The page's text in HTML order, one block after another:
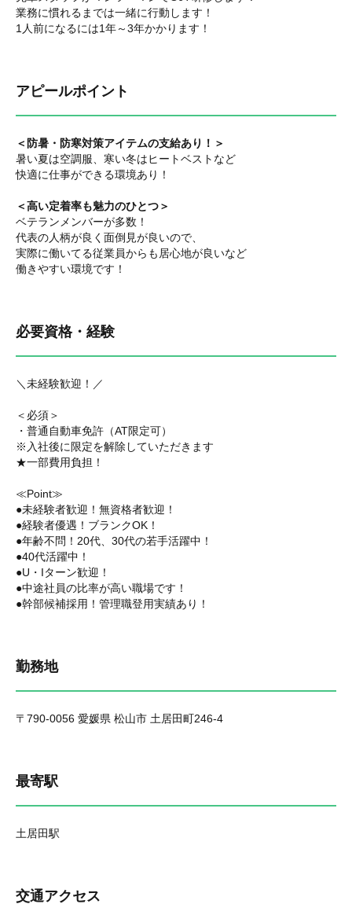
業務に慣れるまでは一緒に行動します！
1人前になるには1年～3年かかります！
アピールポイント
＜防暑・防寒対策アイテムの支給あり！＞
暑い夏は空調服、寒い冬はヒートベストなど
快適に仕事ができる環境あり！
＜高い定着率も魅力のひとつ＞
ベテランメンバーが多数！
代表の人柄が良く面倒見が良いので、
実際に働いてる従業員からも居心地が良いなど
働きやすい環境です！
必要資格・経験
＼未経験歓迎！／
＜必須＞
・普通自動車免許（AT限定可）
※入社後に限定を解除していただきます
★一部費用負担！
≪Point≫
●未経験者歓迎！無資格者歓迎！
●経験者優遇！ブランクOK！
●年齢不問！20代、30代の若手活躍中！
●40代活躍中！
●U・Iターン歓迎！
●中途社員の比率が高い職場です！
●幹部候補採用！管理職登用実績あり！
勤務地
〒790-0056 愛媛県 松山市 土居田町246-4
最寄駅
土居田駅
交通アクセス